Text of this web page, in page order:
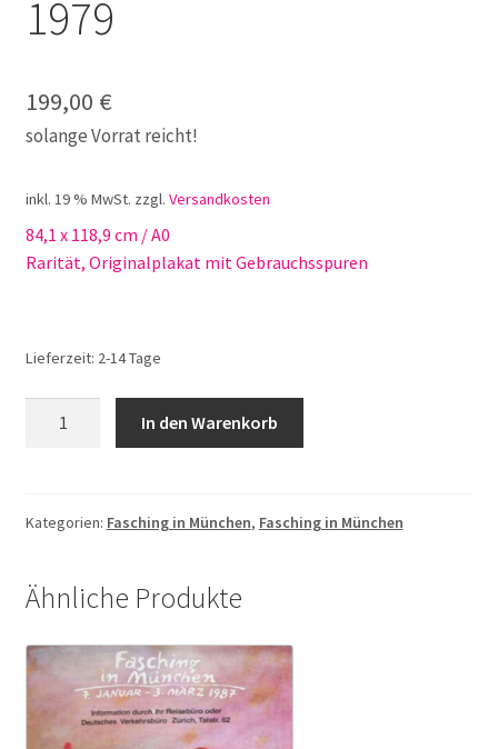
1979
199,00 €
solange Vorrat reicht!
inkl. 19 % MwSt. zzgl. Versandkosten
84,1 x 118,9 cm / A0
Rarität, Originalplakat mit Gebrauchsspuren
Lieferzeit: 2-14 Tage
Menge
In den Warenkorb
Kategorien: Fasching in München, Fasching in München
Ähnliche Produkte